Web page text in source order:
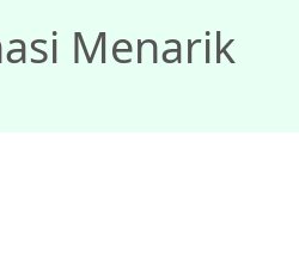
Menarik